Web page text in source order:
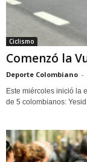
Ciclismo
Comenzó la
Deporte Colombiano -
Este miércoles inició la
de 5 colombianos: